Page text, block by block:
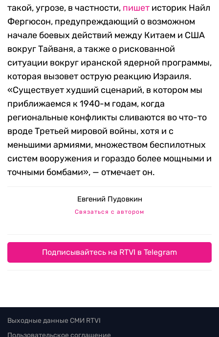
такой, угрозе, в частности, пишет историк Найл
Фергюсон, предупреждающий о возможном
начале боевых действий между Китаем и США
вокруг Тайваня, а также о рискованной
ситуации вокруг иранской ядерной программы,
которая вызовет острую реакцию Израиля.
«Существует худший сценарий, в котором мы
приближаемся к 1940-м годам, когда
региональные конфликты сливаются во что-то
вроде Третьей мировой войны, хотя и с
меньшими армиями, множеством беспилотных
систем вооружения и гораздо более мощными и
точными бомбами», — отмечает он.
Евгений Пудовкин
Связаться с автором
Подписывайтесь на RTVI в Telegram
Выходные данные СМИ RTVI
Пользовательское соглашение